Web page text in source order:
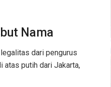
Nama
dari pengurus
atas putih dari Jakarta,